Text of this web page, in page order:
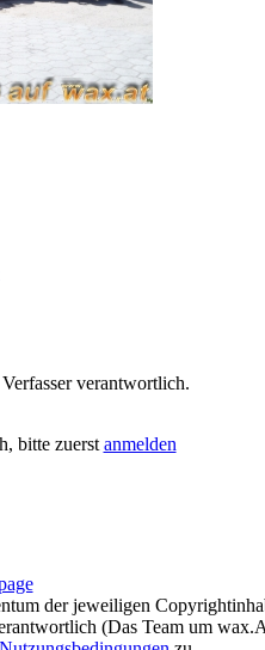
verantwortlich.
bitte zuerst anmelden
der jeweiligen
(Das Team um